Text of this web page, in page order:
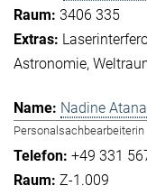
3406 335
Astronomie
Nadine
Personalsachbearbeiterin
+49 331
Z-1.009